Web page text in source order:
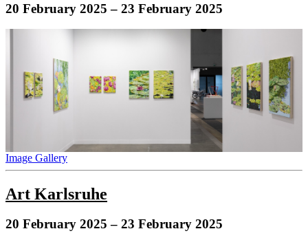
20 February 2025 – 23 February 2025
Image Gallery
Art Karlsruhe
20 February 2025 – 23 February 2025